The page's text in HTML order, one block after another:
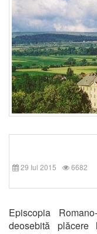
29 Iul 2015 6682
Episcopia
deosebită plăcere